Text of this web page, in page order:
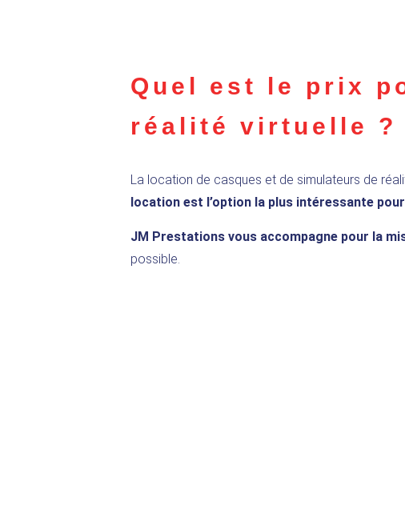
Quel est le prix
réalité virtuelle ?
La location de casques et de simulateurs de
location est l’option la plus intéressante
JM Prestations vous accompagne pour la
possible.